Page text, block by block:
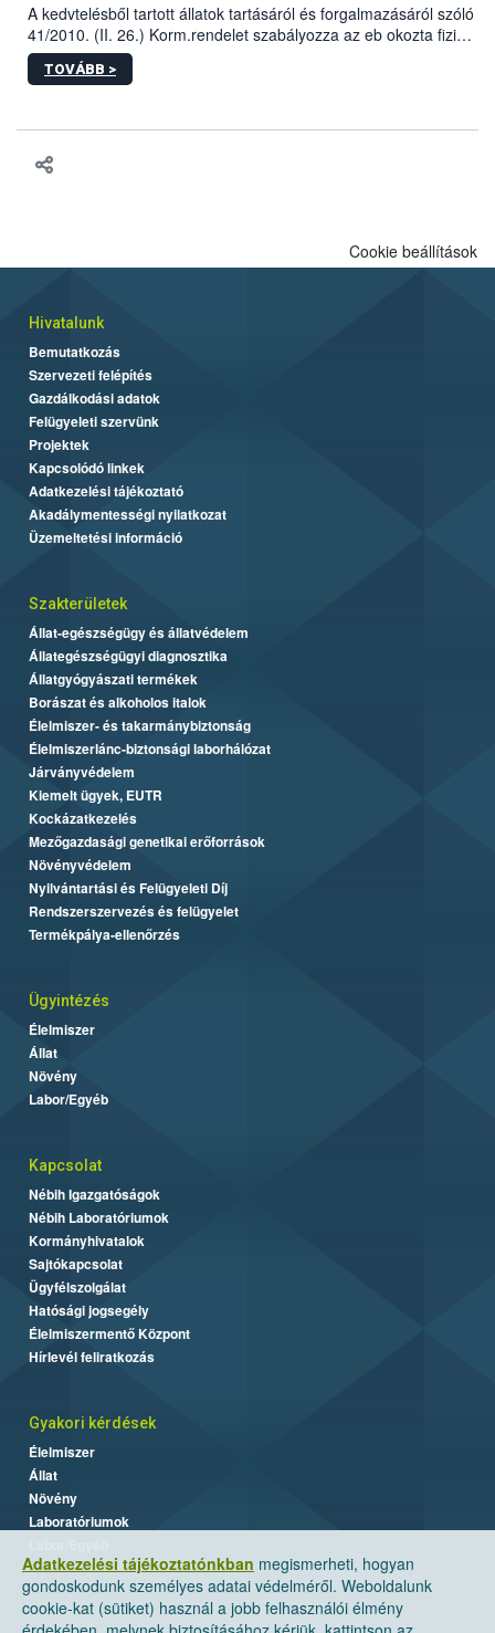
A kedvtelésből tartott állatok tartásáról és forgalmazásáról szóló
41/2010. (II. 26.) Korm.rendelet szabályozza az eb okozta fizikai
sérülés, illetve ennek veszélye keletkezésekor felmerülő
hatósági feladatokat, valamint a veszélyes eb tartását és annak
TOVÁBB >
Adatkezelési tájékoztatónkban megismerheti, hogyan
gondoskodunk személyes adatai védelméről. Weboldalunk
cookie-kat (sütiket) használ a jobb felhasználói élmény
Cookie beállítások
Hivatalunk
Bemutatkozás
Szervezeti felépítés
Gazdálkodási adatok
Felügyeleti szervünk
Projektek
Kapcsolódó linkek
Adatkezelési tájékoztató
Akadálymentességi nyilatkozat
Üzemeltetési információ
Szakterületek
Állat-egészségügy és állatvédelem
Állategészségügyi diagnosztika
Állatgyógyászati termékek
Borászat és alkoholos italok
Élelmiszer- és takarmánybiztonság
Élelmiszerlánc-biztonsági laborhálózat
Járványvédelem
Kiemelt ügyek, EUTR
Kockázatkezelés
Mezőgazdasági genetikai erőforrások
Növényvédelem
Nyilvántartási és Felügyeleti Díj
Rendszerszervezés és felügyelet
Termékpálya-ellenőrzés
Ügyintézés
Élelmiszer
Állat
Növény
Labor/Egyéb
Kapcsolat
Nébih Igazgatóságok
Nébih Laboratóriumok
Kormányhivatalok
Sajtókapcsolat
Ügyfélszolgálat
Hatósági jogsegély
Élelmiszermentő Központ
Hírlevél feliratkozás
Gyakori kérdések
Élelmiszer
Állat
Növény
Laboratóriumok